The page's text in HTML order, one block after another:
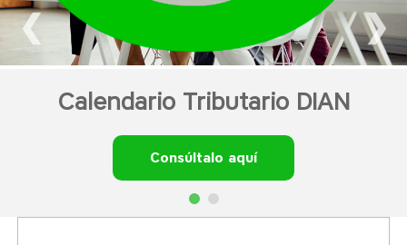
Calendario Tributario DIAN
Consúltalo aquí
❮ ❯